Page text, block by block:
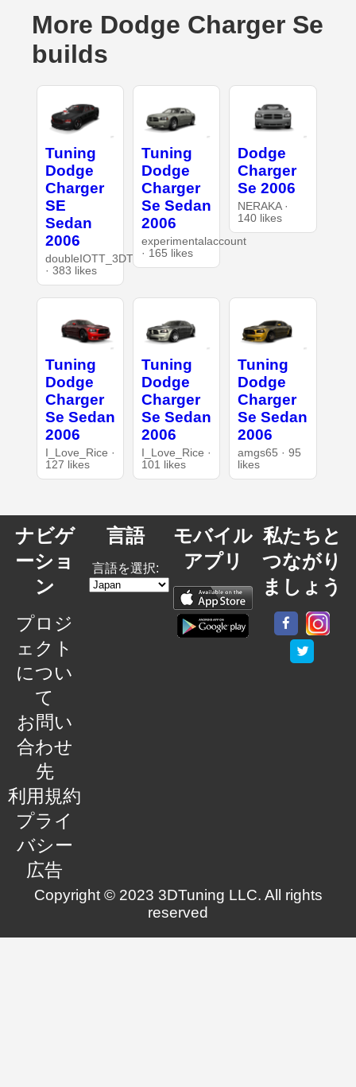
More Dodge Charger Se
builds
Tuning
Dodge
Charger
SE
Sedan
2006
doubleIOTT_3DT
· 383 likes
Tuning
Dodge
Charger
Se Sedan
2006
experimentalaccount
· 165 likes
Dodge
Charger
Se 2006
NERAKA ·
140 likes
Tuning
Dodge
Charger
Se Sedan
2006
I_Love_Rice ·
127 likes
Tuning
Dodge
Charger
Se Sedan
2006
I_Love_Rice ·
101 likes
Tuning
Dodge
Charger
Se Sedan
2006
amgs65 · 95
likes
ナビゲ
ーショ
ン
プロジ
ェクト
につい
て
お問い
合わせ
先
利用規約
プライ
バシー
広告
言語
言語を選択:
モバイル
アプリ
私たちと
つながり
ましょう
Copyright © 2023 3DTuning LLC. All rights
reserved